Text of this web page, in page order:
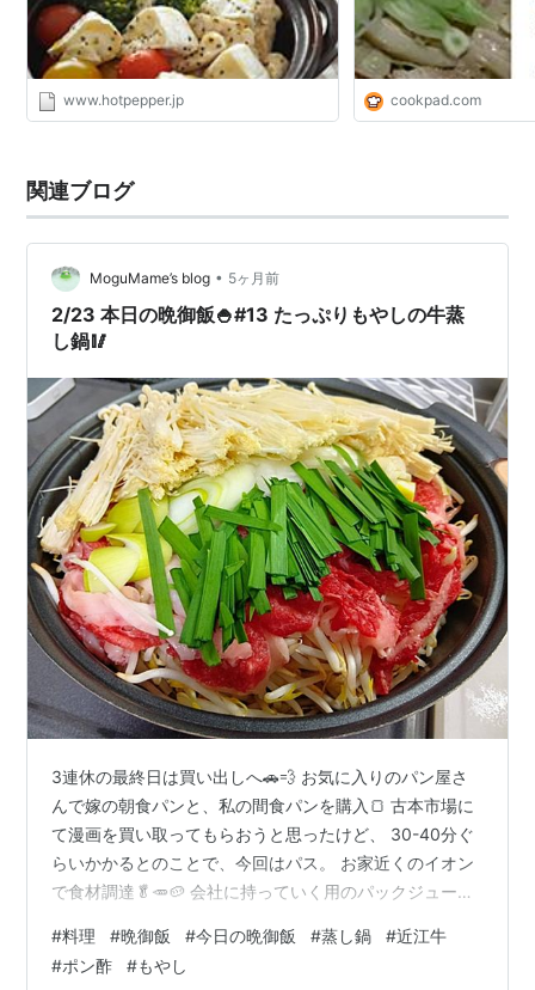
www.hotpepper.jp cookpad.com
関連ブログ
MoguMame’s blog • 5ヶ月前
2/23 本日の晩御飯🍚#13 たっぷりもやしの牛蒸
し鍋🥢
3連休の最終日は買い出しへ🚗💨 お気に入りのパン屋さ
んで嫁の朝食パンと、私の間食パンを購入🍞 古本市場に
て漫画を買い取ってもらおうと思ったけど、 30-40分ぐ
らいかかるとのことで、今回はパス。 お家近くのイオン
で食材調達🥬🥕🥔 会社に持っていく用のパックジュース
がええかな？ とめっちゃ真剣に問いかけてくる…🍎🍎
('Д')< りんごもアップルも一緒や。 と答えると、少し間
#料理 #晩御飯 #今日の晩御飯 #蒸し鍋 #近江牛
#ポン酢 #もやし